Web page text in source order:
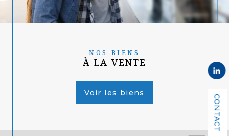
CONTACT
NOS BIENS
À LA VENTE
Voir les biens